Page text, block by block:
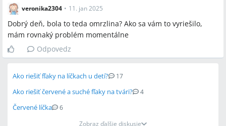
veronika2304 • 11. jan 2025
Dobrý deň, bola to teda omrzlina? Ako sa vám to vyriešilo,
mám rovnaký problém momentálne
Odpovedz
Ako riešiť fľaky na líčkach u detí? 17
Ako riešiť červené a suché fľaky na tvári? 4
Červené líčka
6
Zobraz ďalšie diskusie